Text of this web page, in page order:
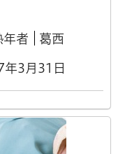
年者
葛西
3月31日